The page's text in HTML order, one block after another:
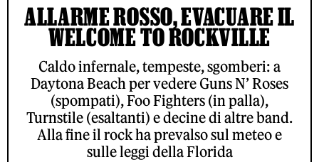
ALLARME ROSSO, EVACUARE IL
WELCOME TO ROCKVILLE
Caldo infernale, tempeste, sgomberi: a
Daytona Beach per vedere Guns N’ Roses
(spompati), Foo Fighters (in palla),
Turnstile (esaltanti) e decine di altre band.
Alla fine il rock ha prevalso sul meteo e
sulle leggi della Florida